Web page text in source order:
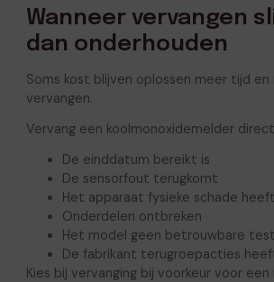
Wanneer vervangen
dan onderhouden
Soms kost blijven oplossen meer tijd en
vervangen.
Vervang een koolmonoxidemelder
De einddatum bereikt is
De sensorfout terugkomt
Het apparaat fysieke schade heeft
Onderdelen ontbreken
Het model geen betrouwbare
De fabrikant terugroepacties
Kies bij vervanging bij voorkeur voor